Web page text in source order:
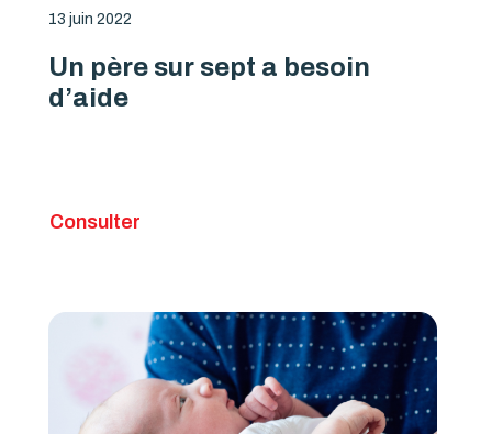
13 juin 2022
Un père sur sept a besoin
d’aide
Consulter